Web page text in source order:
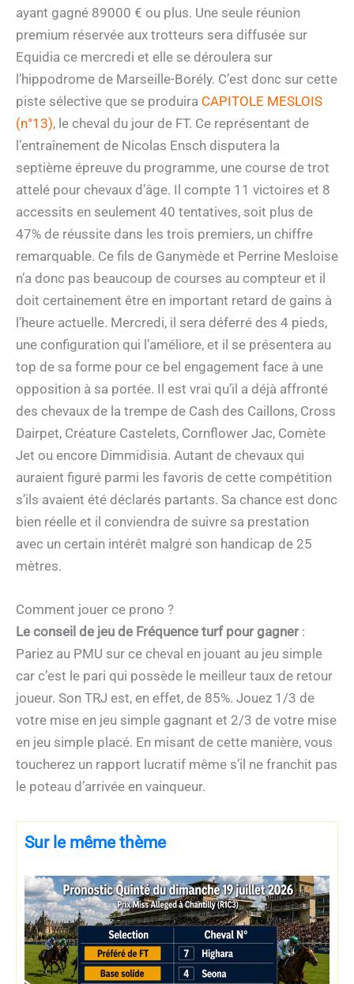
ayant gagné 89000 € ou plus. Une seule réunion
premium réservée aux trotteurs sera diffusée sur
Equidia ce mercredi et elle se déroulera sur
l’hippodrome de Marseille-Borély. C’est donc sur cette
piste sélective que se produira CAPITOLE MESLOIS
(n°13), le cheval du jour de FT. Ce représentant de
l’entraînement de Nicolas Ensch disputera la
septième épreuve du programme, une course de trot
attelé pour chevaux d’âge. Il compte 11 victoires et 8
accessits en seulement 40 tentatives, soit plus de
47% de réussite dans les trois premiers, un chiffre
remarquable. Ce fils de Ganymède et Perrine Mesloise
n’a donc pas beaucoup de courses au compteur et il
doit certainement être en important retard de gains à
l’heure actuelle. Mercredi, il sera déferré des 4 pieds,
une configuration qui l’améliore, et il se présentera au
top de sa forme pour ce bel engagement face à une
opposition à sa portée. Il est vrai qu’il a déjà affronté
des chevaux de la trempe de Cash des Caillons, Cross
Dairpet, Créature Castelets, Cornflower Jac, Comète
Jet ou encore Dimmidisia. Autant de chevaux qui
auraient figuré parmi les favoris de cette compétition
s’ils avaient été déclarés partants. Sa chance est donc
bien réelle et il conviendra de suivre sa prestation
avec un certain intérêt malgré son handicap de 25
mètres.
Comment jouer ce prono ?
Le conseil de jeu de Fréquence turf pour gagner:
Pariez au PMU sur ce cheval en jouant au jeu simple
car c’est le pari qui possède le meilleur taux de retour
joueur. Son TRJ est, en effet, de 85%. Jouez 1/3 de
votre mise en jeu simple gagnant et 2/3 de votre mise
en jeu simple placé. En misant de cette manière, vous
toucherez un rapport lucratif même s’il ne franchit pas
le poteau d’arrivée en vainqueur.
Sur le même thème